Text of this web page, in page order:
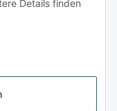
Details finden